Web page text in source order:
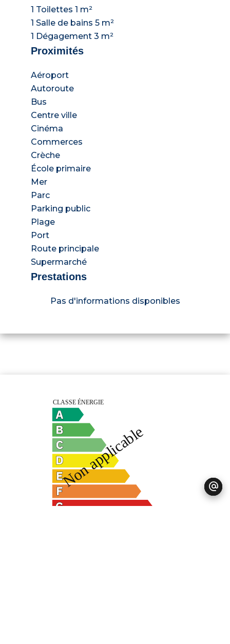
1 Toilettes 1 m²
1 Salle de bains 5 m²
1 Dégagement 3 m²
Proximités
Aéroport
Autoroute
Bus
Centre ville
Cinéma
Commerces
Crèche
École primaire
Mer
Parc
Parking public
Plage
Port
Route principale
Supermarché
Prestations
Pas d'informations disponibles